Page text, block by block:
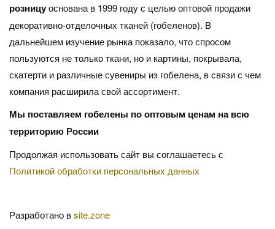
розницуоснована в 1999 году с целью оптовой продажи
декоративно-отделочных тканей (гобеленов). В
дальнейшем изучение рынка показало, что спросом
пользуются не только ткани, но и картины, покрывала,
скатерти и различные сувениры из гобелена, в связи с чем
компания расширила свой ассортимент.
Мы поставляем гобелены по оптовым ценам на всю
территорию России
Продолжая использовать сайт вы соглашаетесь с
Политикой обработки персональных данных
Разработано вsite.zone